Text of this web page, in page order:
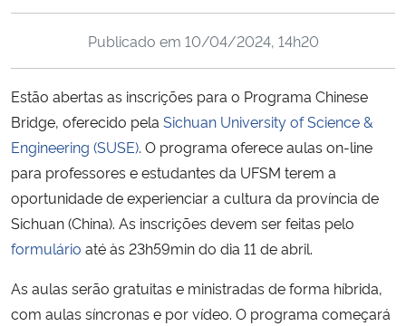
Ministério do Meio Ambiente
Ministério do Turismo
Ministério do Desenvolvimento Regional
Controladoria-Geral da União
Secretaria-Geral
Publicado em 10/04/2024, 14h20
Estão abertas as inscrições para o Programa Chinese
Bridge, oferecido pela Sichuan University of Science &
Engineering (SUSE). O programa oferece aulas on-line
para professores e estudantes da UFSM terem a
oportunidade de experienciar a cultura da província de
Sichuan (China). As inscrições devem ser feitas pelo
formulário até às 23h59min do dia 11 de abril.
As aulas serão gratuitas e ministradas de forma híbrida,
com aulas síncronas e por vídeo. O programa começará